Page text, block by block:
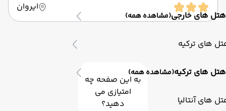
هتل های خارجی(مشاهده همه)
های ترکیه
هتل های ترکیه(مشاهده همه)
های آنتالیا
ایروان
به این صفحه چه
امتیازی می
دهید؟